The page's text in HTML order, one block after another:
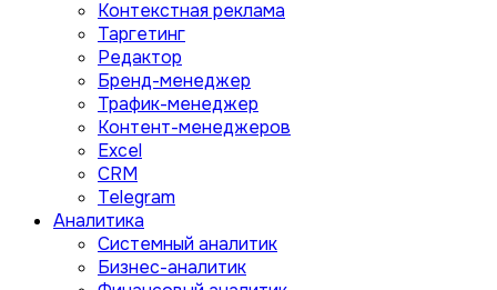
Контекстная реклама
Таргетинг
Редактор
Бренд-менеджер
Трафик-менеджер
Контент-менеджеров
Excel
CRM
Telegram
Аналитика
Системный аналитик
Бизнес-аналитик